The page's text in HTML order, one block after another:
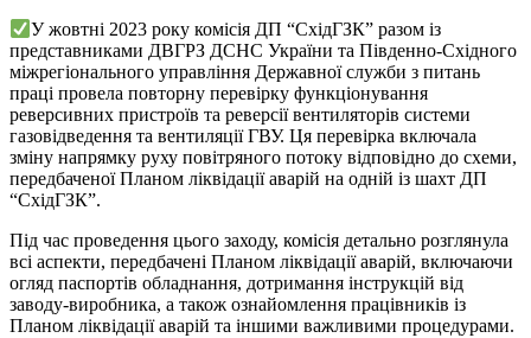
У жовтні 2023 року комісія ДП “СхідГЗК” разом із
представниками ДВГРЗ ДСНС України та Південно-Східного
міжрегіонального управління Державної служби з питань
праці провела повторну перевірку функціонування
реверсивних пристроїв та реверсії вентиляторів системи
газовідведення та вентиляції ГВУ. Ця перевірка включала
зміну напрямку руху повітряного потоку відповідно до схеми,
передбаченої Планом ліквідації аварій на одній із шахт ДП
“СхідГЗК”.
Під час проведення цього заходу, комісія детально розглянула
всі аспекти, передбачені Планом ліквідації аварій, включаючи
огляд паспортів обладнання, дотримання інструкцій від
заводу-виробника, а також ознайомлення працівників із
Планом ліквідації аварій та іншими важливими процедурами.